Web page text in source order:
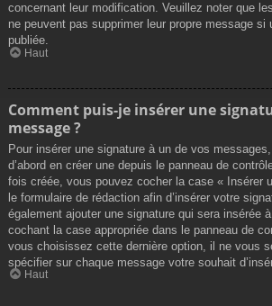
concernant leur modification. Veuillez noter que
ne peuvent pas supprimer leur propre message si
publiée.
Haut
Comment puis-je insérer une
message ?
Pour insérer une signature à un de vos
d’abord en créer une depuis le panneau de
fois créée, vous pouvez cocher la case « Insérer
le formulaire de rédaction afin d’insérer votre
également ajouter une signature qui sera insérée
cochant la case appropriée dans le panneau de
vous choisissez cette dernière option, il ne vous
spécifier sur chaque message votre souhait
Haut